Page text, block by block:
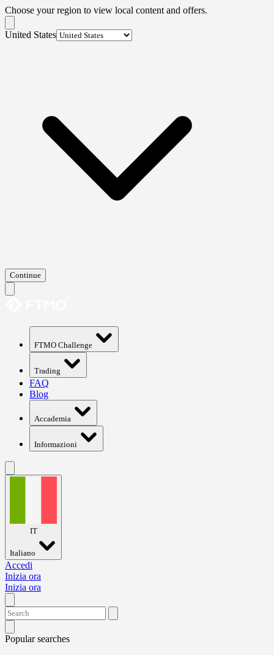
Choose your region to view local content and offers.
United States
Continue
FTMO Challenge
Trading
FAQ
Blog
Accademia
Informazioni
IT
Italiano
Accedi
Inizia ora
Inizia ora
Popular searches